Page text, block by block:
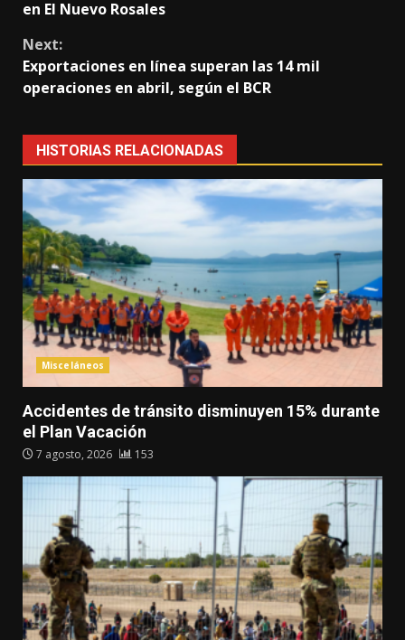
Reading
en El Nuevo Rosales
Next:
Exportaciones en línea superan las 14 mil
operaciones en abril, según el BCR
HISTORIAS RELACIONADAS
Misceláneos
Accidentes de tránsito disminuyen 15% durante
el Plan Vacación
7 agosto, 2026 153